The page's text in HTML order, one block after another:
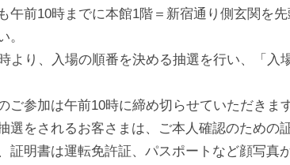
午前10時までに本館1階＝新宿通り側玄関を
。
より、入場の順番を決める抽選を行い、「入
ご参加は午前10時に締め切らせていただきます
選をされるお客さまは、ご本人確認のための
、証明書は運転免許証、パスポートなど顔写真